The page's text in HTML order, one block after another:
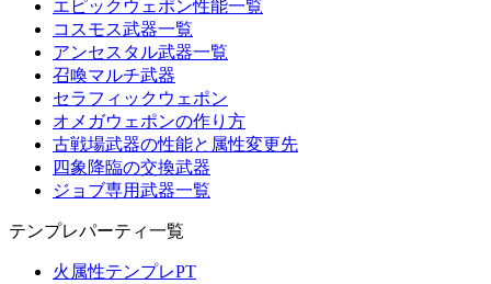
エピックウェポン性能一覧
コスモス武器一覧
アンセスタル武器一覧
召喚マルチ武器
セラフィックウェポン
オメガウェポンの作り方
古戦場武器の性能と属性変更先
四象降臨の交換武器
ジョブ専用武器一覧
テンプレパーティ一覧
火属性テンプレPT